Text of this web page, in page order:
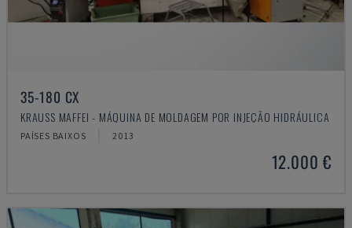
35-180 CX
KRAUSS MAFFEI - MÁQUINA DE MOLDAGEM POR INJEÇÃO HIDRÁULICA
PAÍSES BAIXOS 2013
12.000 €